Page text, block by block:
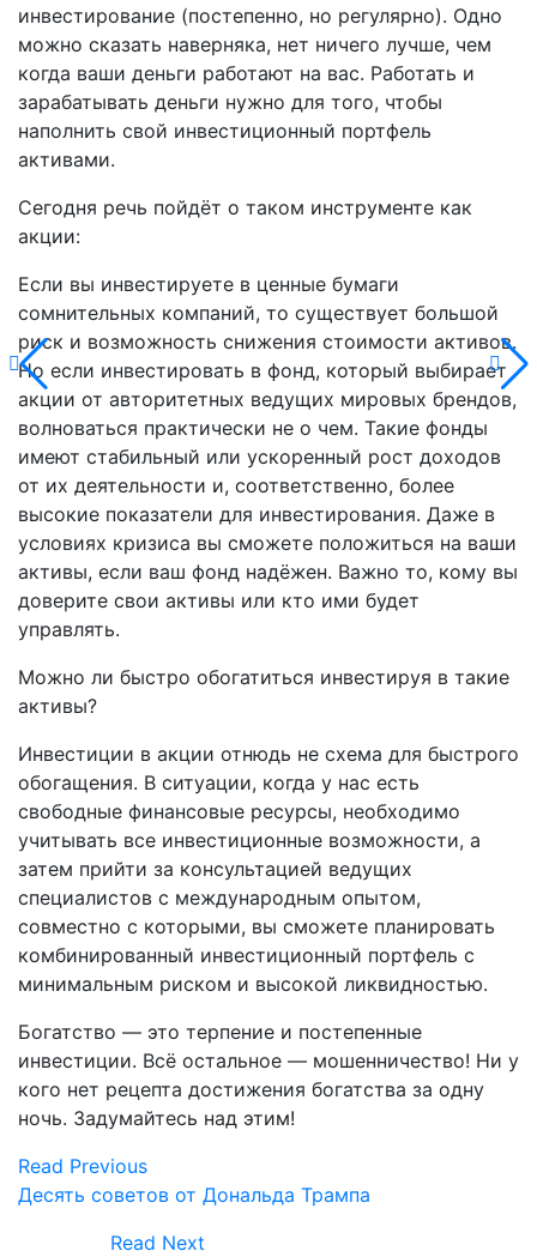
инвестирование (постепенно, но регулярно). Одно
можно сказать наверняка, нет ничего лучше, чем
когда ваши деньги работают на вас. Работать и
зарабатывать деньги нужно для того, чтобы
наполнить свой инвестиционный портфель
активами.
Сегодня речь пойдёт о таком инструменте как
акции:
Если вы инвестируете в ценные бумаги
сомнительных компаний, то существует большой
риск и возможность снижения стоимости активов.
Но если инвестировать в фонд, который выбирает
акции от авторитетных ведущих мировых брендов,
волноваться практически не о чем. Такие фонды
имеют стабильный или ускоренный рост доходов
от их деятельности и, соответственно, более
высокие показатели для инвестирования. Даже в
условиях кризиса вы сможете положиться на ваши
активы, если ваш фонд надёжен. Важно то, кому вы
доверите свои активы или кто ими будет
управлять.
Можно ли быстро обогатиться инвестируя в такие
активы?
Инвестиции в акции отнюдь не схема для быстрого
обогащения. В ситуации, когда у нас есть
свободные финансовые ресурсы, необходимо
учитывать все инвестиционные возможности, а
затем прийти за консультацией ведущих
специалистов с международным опытом,
совместно с которыми, вы сможете планировать
комбинированный инвестиционный портфель с
минимальным риском и высокой ликвидностью.
Богатство — это терпение и постепенные
инвестиции. Всё остальное — мошенничество! Ни у
кого нет рецепта достижения богатства за одну
ночь. Задумайтесь над этим!
Read Previous
Десять советов от Дональда Трампа
Read Next